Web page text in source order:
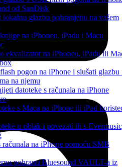
od SanDisk
glazbu pohranjenu na vašem
na iPhoneu, iPadu i Macu
ekvalizator na iPhoneu, iPadu ili
pogon na iPhone i slušati glazbu
na njemu
datoteke s računala na iPhone
s Maca na iPhone ili iPad
u oblak i povezati ih s
računala na iPhone pomoću SMB
pohranu Bluesound VAULT-a iz